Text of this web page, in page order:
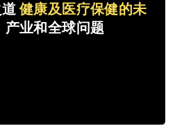
健康及医疗保健的未
产业和全球问题